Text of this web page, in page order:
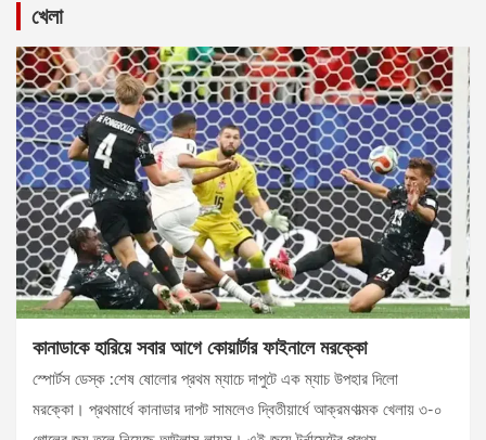
খেলা
কানাডাকে হারিয়ে সবার আগে কোয়ার্টার ফাইনালে মরক্কো
স্পোর্টস ডেস্ক :শেষ ষোলোর প্রথম ম্যাচে দাপুটে এক ম্যাচ উপহার দিলো
মরক্কো। প্রথমার্ধে কানাডার দাপট সামলেও দ্বিতীয়ার্ধে আক্রমণাত্মক খেলায় ৩-০